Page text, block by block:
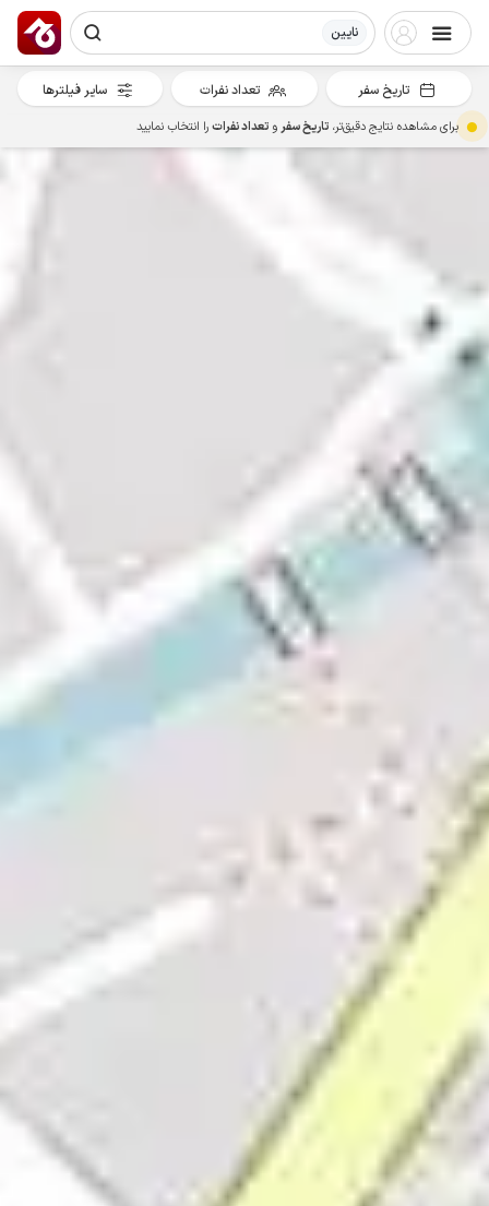
نایین
تاریخ سفر تعداد نفرات سایر فیلترها
برای مشاهده نتایج دقیق‌تر، تاریخ سفرو تعداد نفراترا انتخاب نمایید